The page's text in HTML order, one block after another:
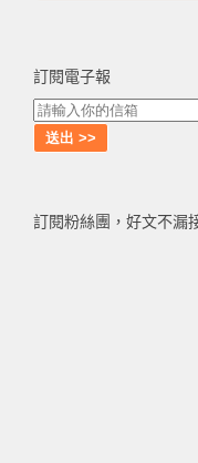
訂閱電子報
訂閱粉絲團，好文不漏